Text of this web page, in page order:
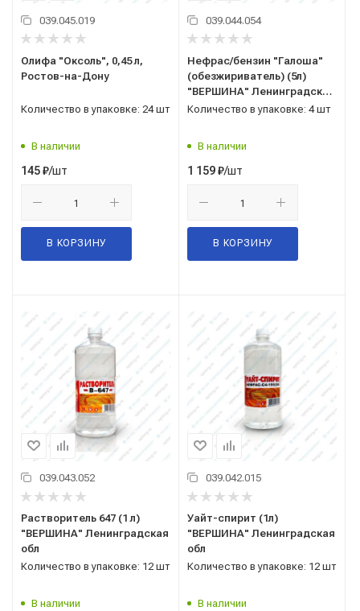
039.045.019
Олифа "Оксоль", 0,45 л,
Ростов-на-Дону
Количество в упаковке: 24 шт
В наличии
145₽/шт
В КОРЗИНУ
039.044.054
Нефрас/бензин "Галоша"
(обезжириватель) (5л)
"ВЕРШИНА" Ленинградская
обл
Количество в упаковке: 4 шт
В наличии
1 159₽/шт
В КОРЗИНУ
039.043.052
Растворитель 647 (1 л)
"ВЕРШИНА" Ленинградская
обл
Количество в упаковке: 12 шт
В наличии
039.042.015
Уайт-спирит (1л)
"ВЕРШИНА" Ленинградская
обл
Количество в упаковке: 12 шт
В наличии